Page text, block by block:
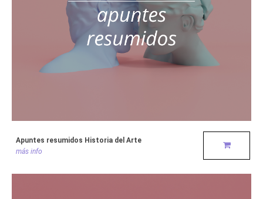
Apuntes resumidos Historia del Arte
más info